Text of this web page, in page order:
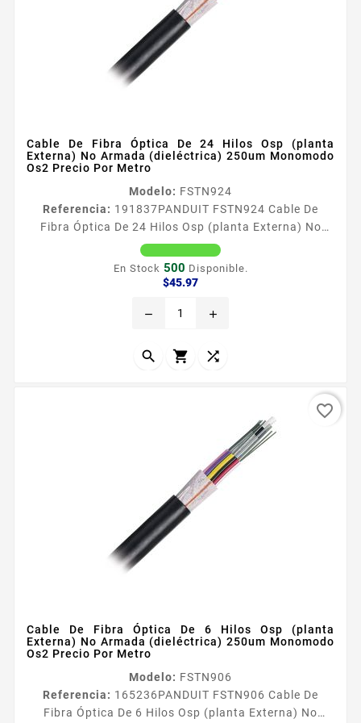
Cable De Fibra Óptica De 24 Hilos Osp (planta
Externa) No Armada (dieléctrica) 250um Monomodo
Os2 Precio Por Metro
Modelo: FSTN924
Referencia: 191837PANDUIT FSTN924 Cable De
Fibra Óptica De 24 Hilos Osp (planta Externa) No
Armada (dieléctrica) 250um Monomodo Os2 Precio
Por Metro El cable para plantas exteriores sin gel
OptiCorereg ofrece tecnologiacutea de bloqueo de
densidad para proporcionar cumplimiento de normas
planta exterior sin gel...
En Stock 500 Disponible.
$45.97Precio
remove add
  
Cable De Fibra Óptica De 6 Hilos Osp (planta
Externa) No Armada (dieléctrica) 250um Monomodo
Os2 Precio Por Metro
Modelo: FSTN906
Referencia: 165236PANDUIT FSTN906 Cable De
Fibra Óptica De 6 Hilos Osp (planta Externa) No
favorite_border